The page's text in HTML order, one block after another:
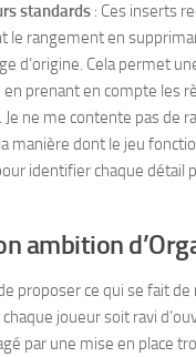
standards : Ces inserts
le rangement en
d’origine. Cela permet
en prenant en compte les
Je ne me contente pas de
manière dont le jeu
identifier chaque détail
ambition
proposer ce qui se fait
joueur soit ravi
par une mise en place